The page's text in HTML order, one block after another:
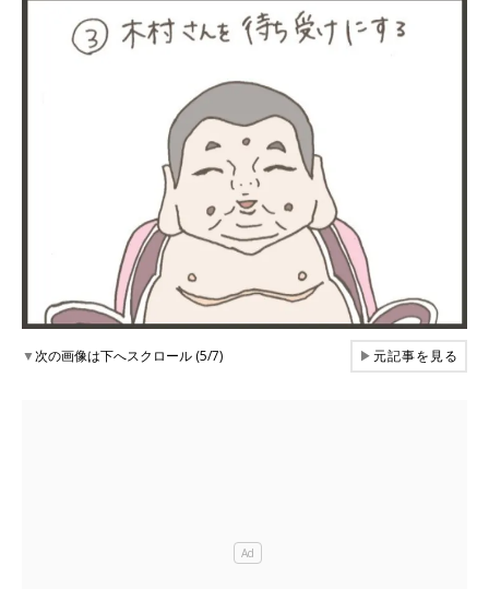
▼次の画像は下へスクロール (5/7) ▶元記事を見る